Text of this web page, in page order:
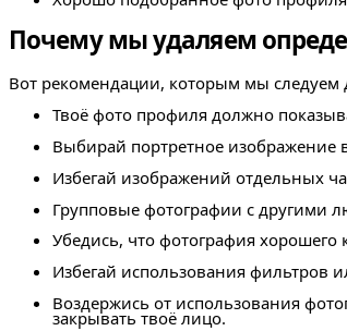
Почему мы удаляем
Вот рекомендации, которым мы следуем
Твоё фото профиля должно
Выбирай портретное изображение
Избегай изображений отдельных
Групповые фотографии с другими
Убедись, что фотография
Избегай использования фильтров
Воздержись от использования
закрывать твоё лицо.